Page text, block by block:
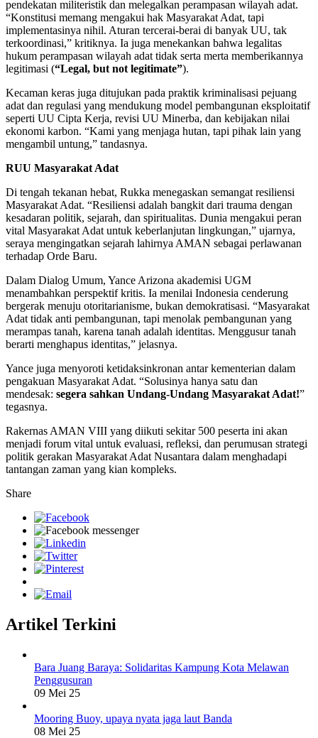
pendekatan militeristik dan melegalkan perampasan wilayah adat.
“Konstitusi memang mengakui hak Masyarakat Adat, tapi
implementasinya nihil. Aturan tercerai-berai di banyak UU, tak
terkoordinasi,” kritiknya. Ia juga menekankan bahwa legalitas
hukum perampasan wilayah adat tidak serta merta memberikannya
legitimasi (“Legal, but not legitimate”).
Kecaman keras juga ditujukan pada praktik kriminalisasi pejuang
adat dan regulasi yang mendukung model pembangunan eksploitatif
seperti UU Cipta Kerja, revisi UU Minerba, dan kebijakan nilai
ekonomi karbon. “Kami yang menjaga hutan, tapi pihak lain yang
mengambil untung,” tandasnya.
RUU Masyarakat Adat
Di tengah tekanan hebat, Rukka menegaskan semangat resiliensi
Masyarakat Adat. “Resiliensi adalah bangkit dari trauma dengan
kesadaran politik, sejarah, dan spiritualitas. Dunia mengakui peran
vital Masyarakat Adat untuk keberlanjutan lingkungan,” ujarnya,
seraya mengingatkan sejarah lahirnya AMAN sebagai perlawanan
terhadap Orde Baru.
Dalam Dialog Umum, Yance Arizona akademisi UGM
menambahkan perspektif kritis. Ia menilai Indonesia cenderung
bergerak menuju otoritarianisme, bukan demokratisasi. “Masyarakat
Adat tidak anti pembangunan, tapi menolak pembangunan yang
merampas tanah, karena tanah adalah identitas. Menggusur tanah
berarti menghapus identitas,” jelasnya.
Yance juga menyoroti ketidaksinkronan antar kementerian dalam
pengakuan Masyarakat Adat. “Solusinya hanya satu dan
mendesak: segera sahkan Undang-Undang Masyarakat Adat!”
tegasnya.
Rakernas AMAN VIII yang diikuti sekitar 500 peserta ini akan
menjadi forum vital untuk evaluasi, refleksi, dan perumusan strategi
politik gerakan Masyarakat Adat Nusantara dalam menghadapi
tantangan zaman yang kian kompleks.
Share
Artikel Terkini
Bara Juang Baraya: Solidaritas Kampung Kota Melawan
Penggusuran
09 Mei 25
Mooring Buoy, upaya nyata jaga laut Banda
08 Mei 25